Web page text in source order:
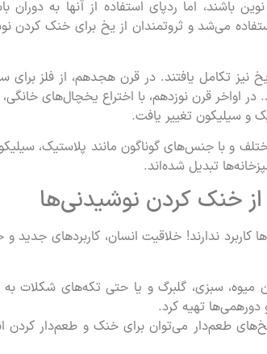
باشند، اما ردپای استفاده از آنها به
می‌شد و ثروتمندان از یخ برای خنک کردن
نیز تکامل یافتند. در قرن هجدهم، از فلز
اواخر قرن نوزدهم، با اختراع یخچال‌های
و سیلیکون تغییر یافت.
و با جنس‌های گوناگون مانند پلاستیک،
تبدیل شده‌اند.
از خنک کردن نوشیدنی‌ها
ندارند! خلاقیت انسان، کاربردهای جدید و
میوه، سبزی، گلبرگ و یا حتی تکه‌های شکلات
دورهمی‌ها تهیه کرد.
طعم‌دار می‌توان برای خنک و طعم‌دار کردن